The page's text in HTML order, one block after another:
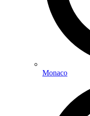
Monaco